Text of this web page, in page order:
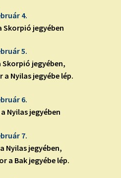
4.
Skorpió jegyében
5.
Skorpió jegyében,
a Nyilas jegyébe lép.
6.
Nyilas jegyében
7.
Nyilas jegyében,
a Bak jegyébe lép.